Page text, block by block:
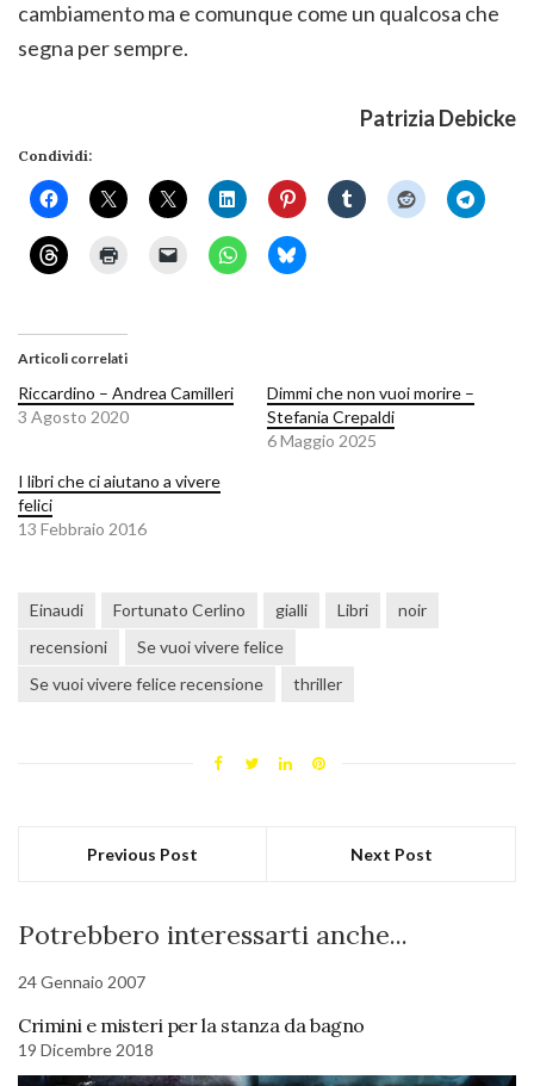
cambiamento ma e comunque come un qualcosa che
segna per sempre.
Patrizia Debicke
Condividi:
Articoli correlati
Riccardino – Andrea Camilleri
3 Agosto 2020
Dimmi che non vuoi morire –
Stefania Crepaldi
6 Maggio 2025
I libri che ci aiutano a vivere
felici
13 Febbraio 2016
Einaudi Fortunato Cerlino gialli Libri
noir
recensioni
Se vuoi vivere felice
Se vuoi vivere felice recensione
thriller
Previous Post Next Post
Potrebbero interessarti anche...
24 Gennaio 2007
Crimini e misteri per la stanza da bagno
19 Dicembre 2018